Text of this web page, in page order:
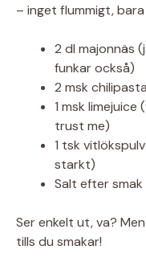
– inget flummigt,
2 dl majonnäs
funkar också)
2 msk
1 msk
trust me)
1 tsk
starkt)
Salt efter
Ser enkelt ut, va?
tills du smakar!